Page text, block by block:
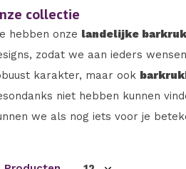
collectie
hebben onze landelijke
zodat we aan ieders
karakter, maar ook
niet hebben kunnen
we als nog iets voor je